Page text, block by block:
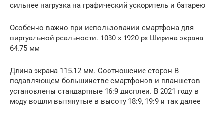
сильнее нагрузка на графический ускоритель и батарею
Особенно важно при использовании смартфона для
виртуальной реальности. 1080 x 1920 px Ширина экрана
64.75 мм
Длина экрана 115.12 мм. Соотношение сторон В
подавляющем большинстве смартфонов и планшетов
установлены стандартные 16:9 дисплеи. В 2021 году в
моду вошли вытянутые в высоту 18:9, 19:9 и так далее